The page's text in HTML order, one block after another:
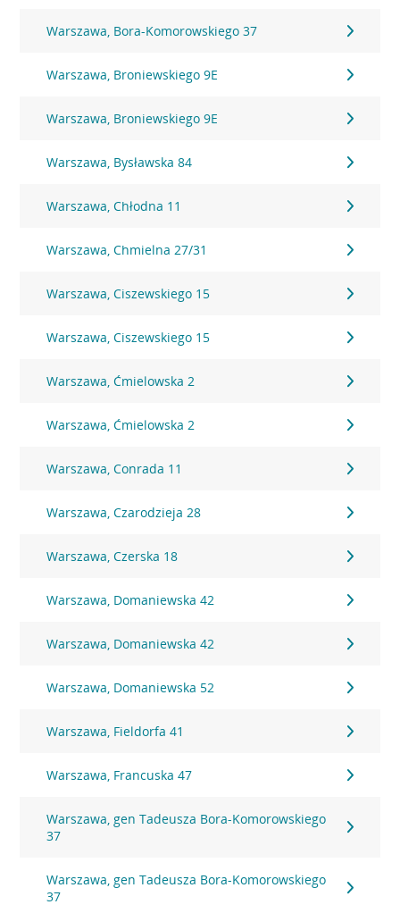
Warszawa, Bora-Komorowskiego 37
Warszawa, Broniewskiego 9E
Warszawa, Broniewskiego 9E
Warszawa, Bysławska 84
Warszawa, Chłodna 11
Warszawa, Chmielna 27/31
Warszawa, Ciszewskiego 15
Warszawa, Ciszewskiego 15
Warszawa, Ćmielowska 2
Warszawa, Ćmielowska 2
Warszawa, Conrada 11
Warszawa, Czarodzieja 28
Warszawa, Czerska 18
Warszawa, Domaniewska 42
Warszawa, Domaniewska 42
Warszawa, Domaniewska 52
Warszawa, Fieldorfa 41
Warszawa, Francuska 47
Warszawa, gen Tadeusza Bora-Komorowskiego
37
Warszawa, gen Tadeusza Bora-Komorowskiego
37